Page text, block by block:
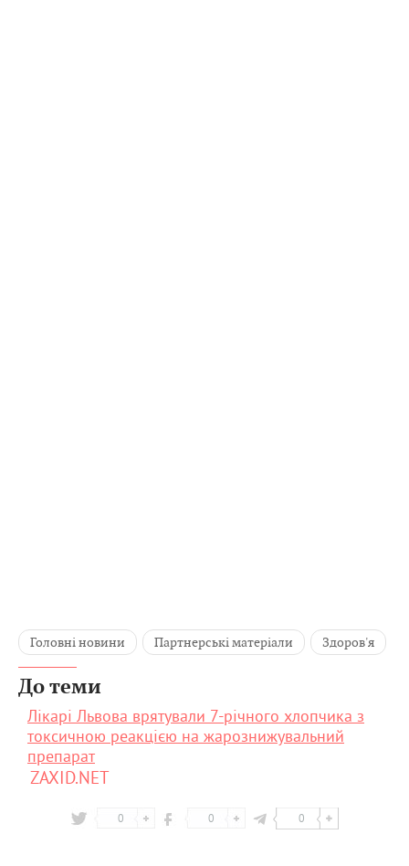
Головні новини Партнерські матеріали Здоров'я
До теми
Лікарі Львова врятували 7-річного хлопчика з
токсичною реакцією на жарознижувальний
препарат
ZAXID.NET
0 0 0